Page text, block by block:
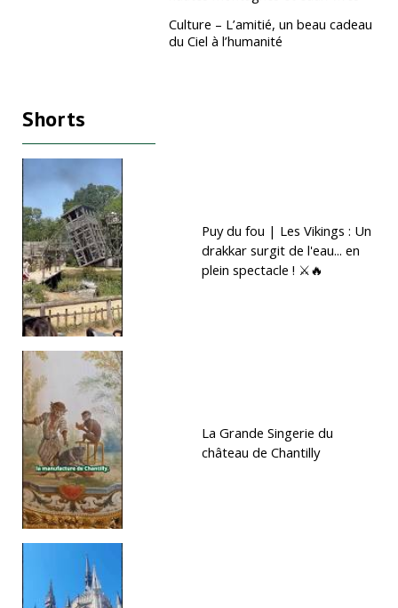
Culture – L’amitié, un beau cadeau
du Ciel à l’humanité
Shorts
Puy du fou | Les Vikings : Un
drakkar surgit de l'eau... en
plein spectacle ! ⚔️🔥
La Grande Singerie du
château de Chantilly